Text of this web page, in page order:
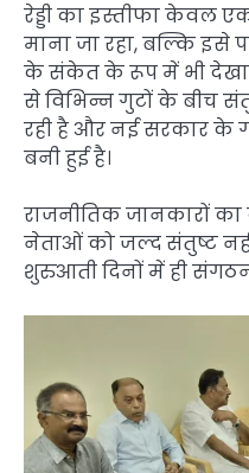
रेड्डी का इस्तीफा केवल
माना जा रहा, बल्कि इसे
के संकेत के रूप में भी देखा
से विभिन्न गुटों के बीच
रही है और नई सरकार के
बनी हुई है।
राजनीतिक जानकारों
नेताओं को जल्द संतुष्ट
शुरुआती दिनों में ही